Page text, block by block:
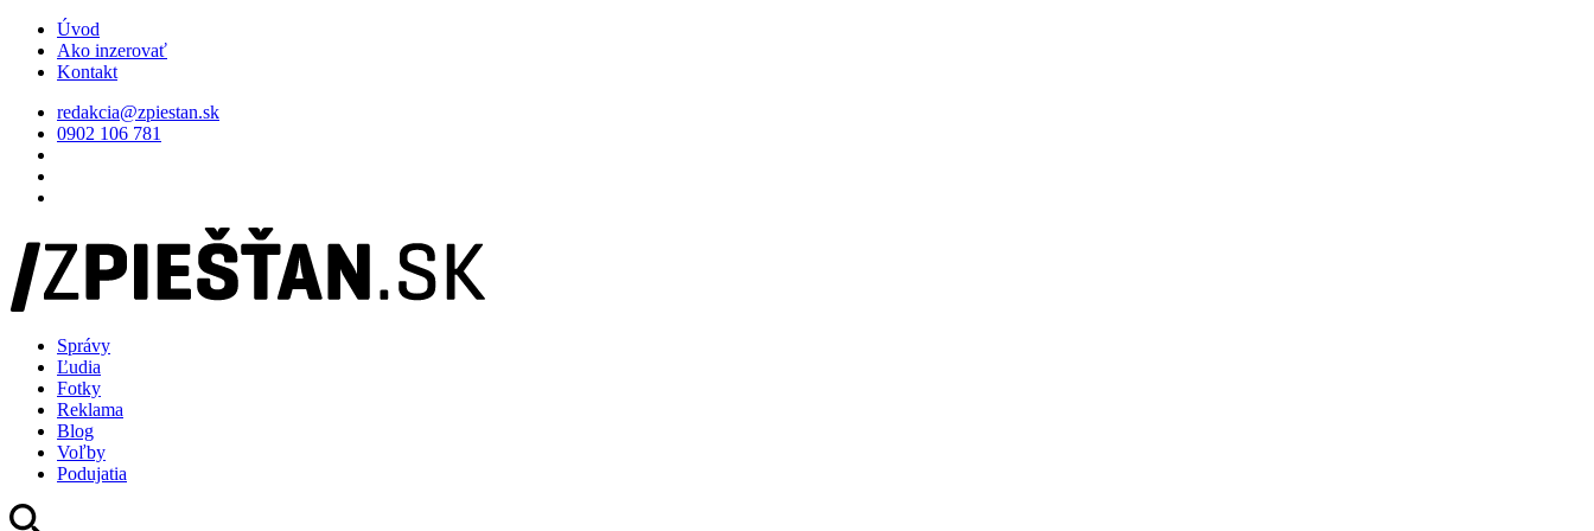
Úvod
Ako inzerovať
Kontakt
redakcia@zpiestan.sk
0902 106 781
Správy
Ľudia
Fotky
Reklama
Blog
Voľby
Podujatia